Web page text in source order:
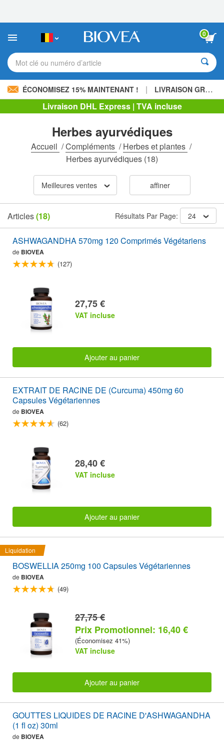
:
site
comprend
un
d'accessibilité.
0
Mot clé ou numéro d’article
ÉCONOMISEZ 15% MAINTENANT ! | LIVRAISON GRATUITE
Livraison DHL Express | TVA incluse
Herbes ayurvédiques
Accueil /Compléments /Herbes et plantes /
Herbes ayurvédiques (18)
Meilleures ventes affiner
Articles(18) Résultats Par Page: 24
ASHWAGANDHA 570mg 120 Comprimés Végétariens
de BIOVEA
(127)
27,75 €
VAT incluse
Ajouter au panier
EXTRAIT DE RACINE DE (Curcuma) 450mg 60
Capsules Végétariennes
de BIOVEA
(62)
28,40 €
VAT incluse
Ajouter au panier
Liquidation
BOSWELLIA 250mg 100 Capsules Végétariennes
de BIOVEA
(49)
27,75 €
Prix Promotionnel: 16,40 €
(Économisez 41%)
VAT incluse
Ajouter au panier
GOUTTES LIQUIDES DE RACINE D'ASHWAGANDHA
(1 fl oz) 30ml
de BIOVEA